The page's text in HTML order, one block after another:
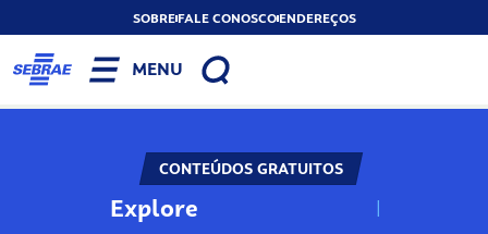
SOBREFALE CONOSCOENDEREÇOS
MENU
CONTEÚDOS GRATUITOS
Explore N